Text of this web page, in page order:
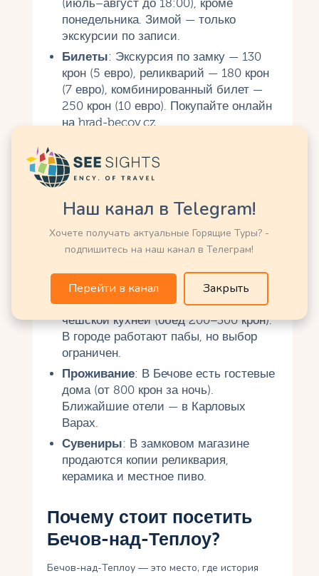
(июль–август до 18:00), кроме
понедельника. Зимой — только
экскурсии по записи.
Билеты: Экскурсия по замку — 130
крон (5 евро), реликварий — 180 крон
(7 евро), комбинированный билет —
250 крон (10 евро). Покупайте онлайн
на hrad-becov.cz.
английском и немецком. Аудиогид на
русском — 50 крон.
куртку. Удобная обувь нужна для
прогулок по холмистой местности.
Фотосъемка: Разрешена во дворе и с
Съемка реликвария запрещена.
Питание: В замке есть кафе с
чешской кухней (обед 200–300 крон).
В городе работают пабы, но выбор
ограничен.
Проживание: В Бечове есть гостевые
дома (от 800 крон за ночь).
Ближайшие отели — в Карловых
Варах.
Сувениры: В замковом магазине
продаются копии реликвария,
керамика и местное пиво.
Почему стоит посетить
Бечов-над-Теплоу?
Бечов-над-Теплоу — это место, где история
Наш канал в Telegram!
Хочете получать актуальные Горящие Туры? -
подпишитесь на наш канал в Телеграм!
Перейти в канал Закрыть